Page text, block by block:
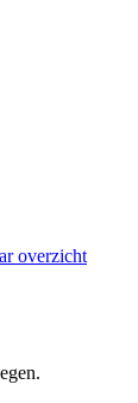
overzicht